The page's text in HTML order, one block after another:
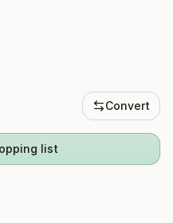
Convert
list